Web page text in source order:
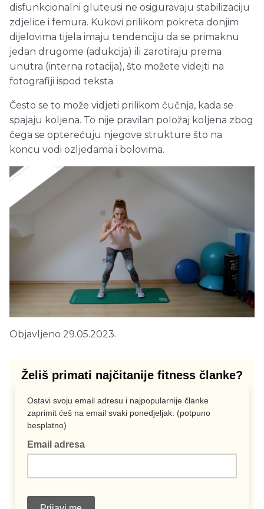
disfunkcionalni gluteusi ne osiguravaju stabilizaciju
zdjelice i femura. Kukovi prilikom pokreta donjim
dijelovima tijela imaju tendenciju da se primaknu
jedan drugome (adukcija) ili zarotiraju prema
unutra (interna rotacija), što možete videjti na
fotografiji ispod teksta.
Često se to može vidjeti prilikom čučnja, kada se
spajaju koljena. To nije pravilan položaj koljena zbog
čega se opterećuju njegove strukture što na
koncu vodi ozljedama i bolovima.
Objavljeno 29.05.2023.